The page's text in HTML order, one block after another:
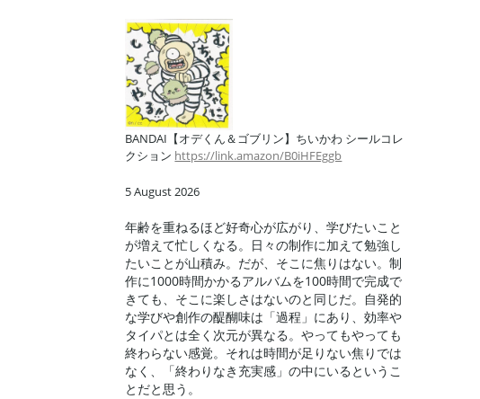
BANDAI【オデくん＆ゴブリン】ちいかわ シールコレ
クション https://link.amazon/B0iHFEggb
5 August 2026
年齢を重ねるほど好奇心が広がり、学びたいこと
が増えて忙しくなる。日々の制作に加えて勉強し
たいことが山積み。だが、そこに焦りはない。制
作に1000時間かかるアルバムを100時間で完成で
きても、そこに楽しさはないのと同じだ。自発的
な学びや創作の醍醐味は「過程」にあり、効率や
タイパとは全く次元が異なる。やってもやっても
終わらない感覚。それは時間が足りない焦りでは
なく、「終わりなき充実感」の中にいるというこ
とだと思う。